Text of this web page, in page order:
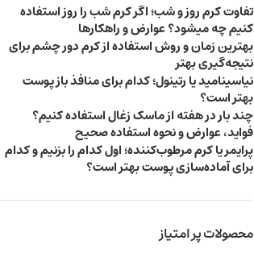
تفاوت کرم روز و شب؛ اگر کرم شب را روز استفاده
کنیم چه میشود؟ عوارض و راهکارها
بهترین زمان و روش استفاده از کرم دور چشم برای
نتیجه‌گیری بهتر
نیاسینامید یا رتینول؛ کدام برای منافذ باز پوست
بهتر است؟
چند بار در هفته از ماسک زغال استفاده کنیم؟
فواید، عوارض و نحوه استفاده صحیح
پرایمر یا کرم مرطوب‌کننده؛ اول کدام را بزنیم و کدام
برای آماده‌سازی پوست بهتر است؟
محصولات پر امتیاز